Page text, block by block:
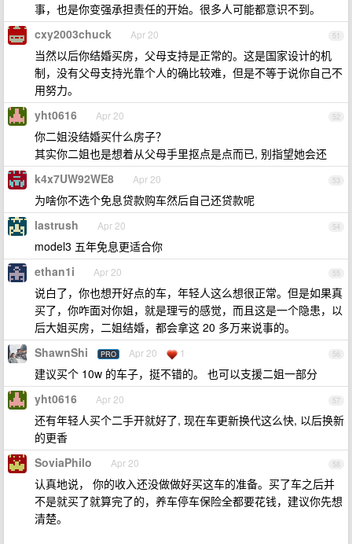
事，也是你变强承担责任的开始。很多人可能都意识不到。
51
cxy2003chuck Apr 20
当然以后你结婚买房，父母支持是正常的。这是国家设计的机
制，没有父母支持光靠个人的确比较难，但是不等于说你自己不
用努力。
52
yht0616 Apr 20
你二姐没结婚买什么房子？
其实你二姐也是想着从父母手里抠点是点而已, 别指望她会还
53
k4x7UW92WE8 Apr 20
为啥你不选个免息贷款购车然后自己还贷款呢
54
lastrush Apr 20
model3 五年免息更适合你
55
ethan1i Apr 20
说白了，你也想开好点的车，年轻人这么想很正常。但是如果真
买了，你咋面对你姐，就是理亏的感觉，而且这是一个隐患，以
后大姐买房，二姐结婚，都会拿这 20 多万来说事的。
56
ShawnShi PRO Apr 20 1
建议买个 10w 的车子，挺不错的。 也可以支援二姐一部分
57
yht0616 Apr 20
还有年轻人买个二手开就好了, 现在车更新换代这么快, 以后换新
的更香
58
SoviaPhilo Apr 20
认真地说， 你的收入还没做做好买这车的准备。买了车之后并
不是就买了就算完了的，养车停车保险全都要花钱，建议你先想
清楚。